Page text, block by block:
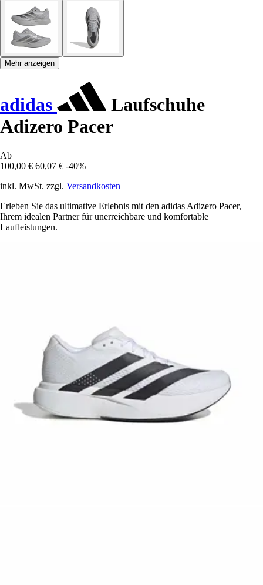
Mehr anzeigen
adidas
Laufschuhe
Adizero Pacer
Ab
100,00 € 60,07 € -40%
inkl. MwSt. zzgl. Versandkosten
Erleben Sie das ultimative Erlebnis mit den adidas Adizero Pacer,
Ihrem idealen Partner für unerreichbare und komfortable
Laufleistungen.